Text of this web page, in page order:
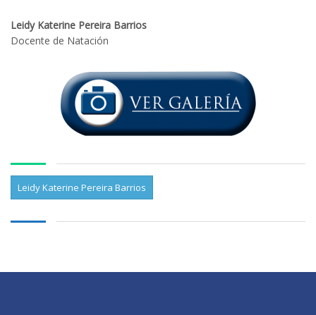
Leidy Katerine Pereira Barrios
Docente de Natación
Leidy Katerine Pereira Barrios